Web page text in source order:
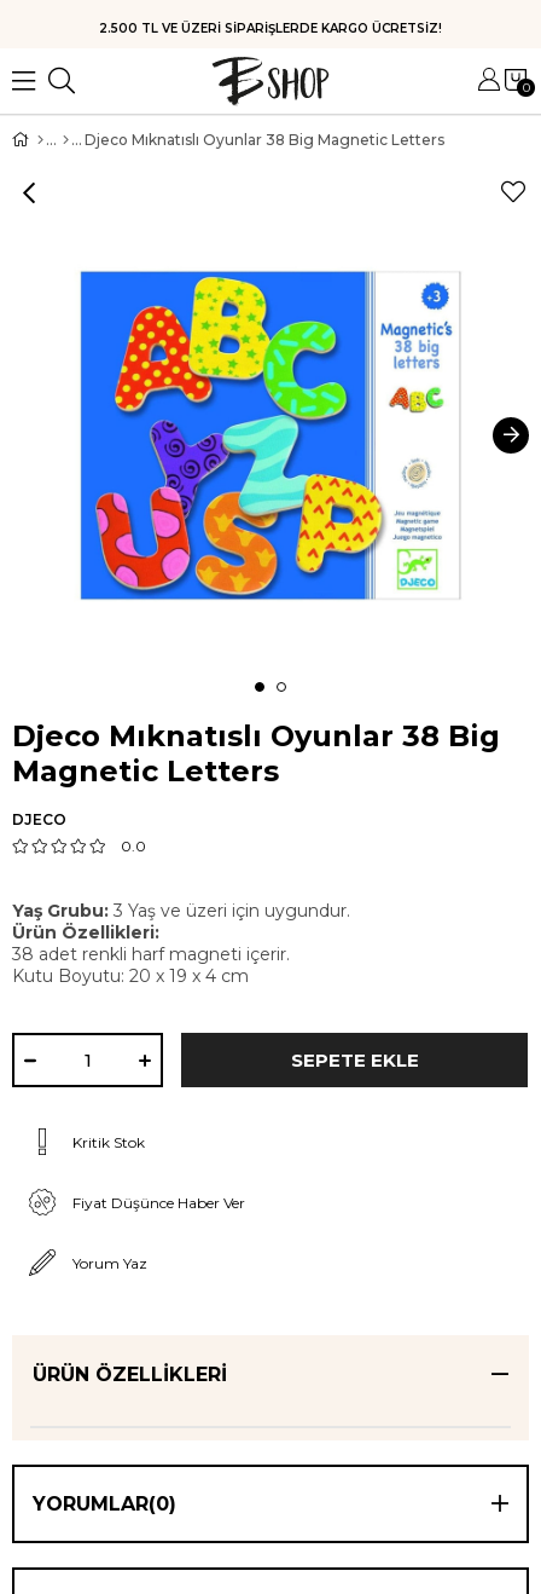
HIZLI KARGO
0
Djeco Mıknatıslı Oyunlar 38 Big Magnetic Letters
Djeco Mıknatıslı Oyunlar 38 Big
Magnetic Letters
DJECO
0.0
Yaş Grubu: 3 Yaş ve üzeri için uygundur.
Ürün Özellikleri:
38 adet renkli harf magneti içerir.
Kutu Boyutu: 20 x 19 x 4 cm
Kritik Stok
Fiyat Düşünce Haber Ver
Yorum Yaz
ÜRÜN ÖZELLIKLERI
YORUMLAR(0)